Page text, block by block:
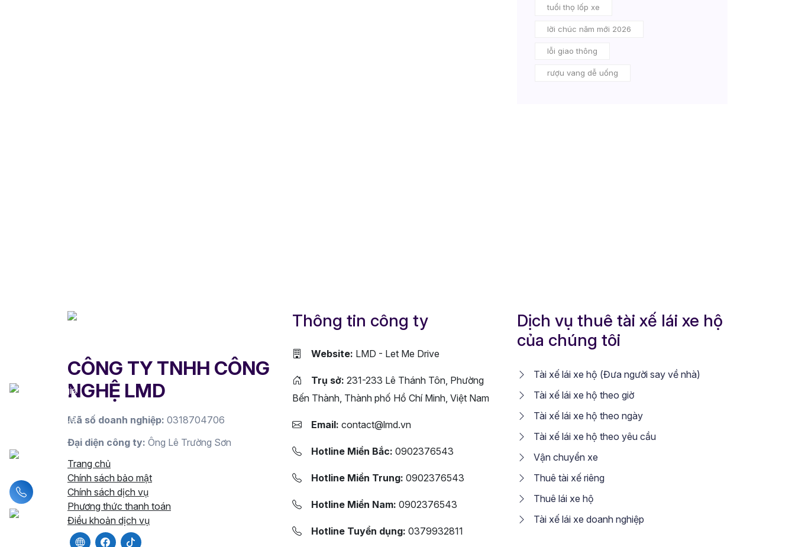
tuổi thọ lốp xe
lời chúc năm mới 2026
lỗi giao thông
rượu vang dễ uống
CÔNG TY TNHH CÔNG
NGHỆ LMD
Mã số doanh nghiệp: 0318704706
Đại diện công ty: Ông Lê Trường Sơn
Trang chủ
Chính sách bảo mật
Chính sách dịch vụ
Phương thức thanh toán
Điều khoản dịch vụ
Thông tin công ty
Website: LMD - Let Me Drive
Trụ sở: 231-233 Lê Thánh Tôn, Phường
Bến Thành, Thành phố Hồ Chí Minh, Việt Nam
Email: contact@lmd.vn
Hotline Miền Bắc: 0902376543
Hotline Miền Trung: 0902376543
Hotline Miền Nam: 0902376543
Hotline Tuyển dụng: 0379932811
Dịch vụ thuê tài xế lái xe hộ
của chúng tôi
Tài xế lái xe hộ (Đưa người say về nhà)
Tài xế lái xe hộ theo giờ
Tài xế lái xe hộ theo ngày
Tài xế lái xe hộ theo yêu cầu
Vận chuyển xe
Thuê tài xế riêng
Thuê lái xe hộ
Tài xế lái xe doanh nghiệp
Liên hệ hotline